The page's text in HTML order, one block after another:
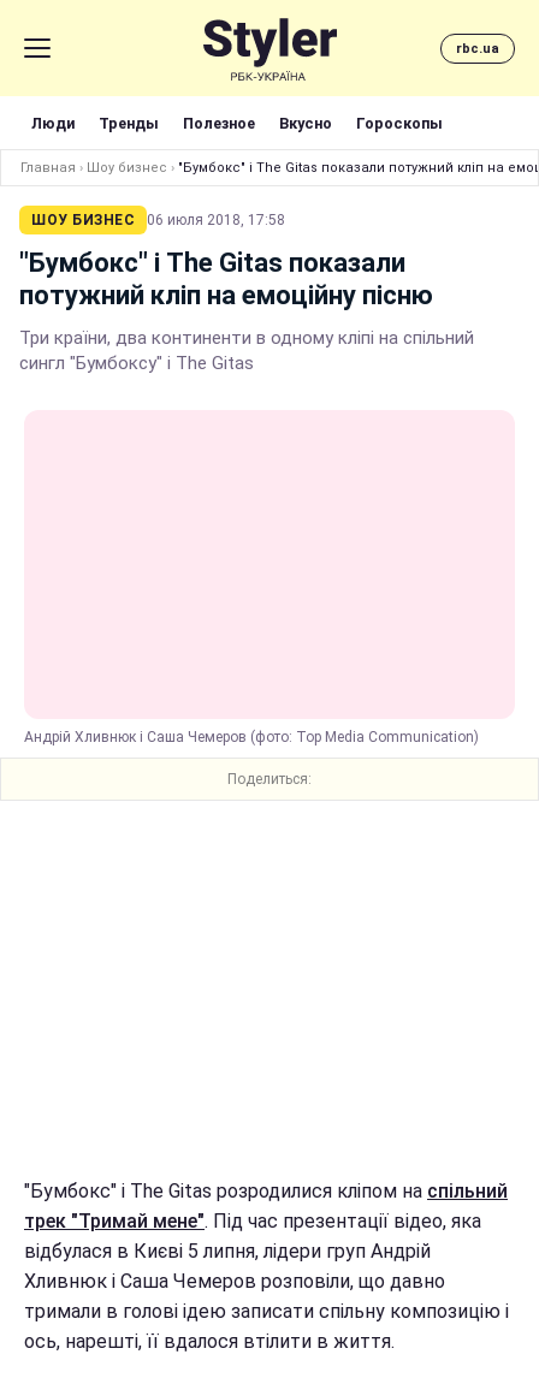
rbc.ua
Люди Тренды Полезное Вкусно Гороскопы
Главная › Шоу бизнес › "Бумбокс" і The Gitas показали потужний кліп на
ШОУ БИЗНЕС 06 июля 2018, 17:58
"Бумбокс" і The Gitas показали
потужний кліп на емоційну пісню
Три країни, два континенти в одному кліпі на спільний
сингл "Бумбоксу" і The Gitas
Андрій Хливнюк і Саша Чемеров (фото: Top Media Communication)
Поделиться:
"Бумбокс" і The Gitas розродилися кліпом на спільний
трек "Тримай мене". Під час презентації відео, яка
відбулася в Києві 5 липня, лідери груп Андрій
Хливнюк і Саша Чемеров розповіли, що давно
тримали в голові ідею записати спільну композицію і
ось, нарешті, її вдалося втілити в життя.